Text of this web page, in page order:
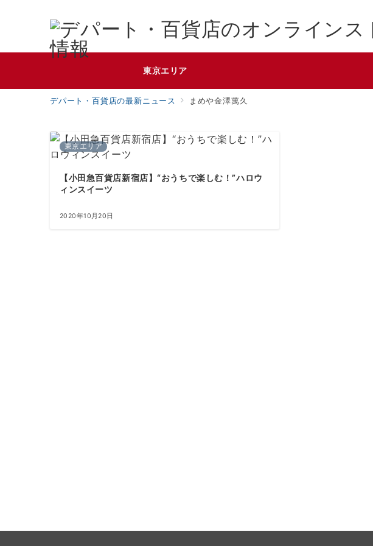
東京エリア
デパート・百貨店の最新ニュース まめや金澤萬久
東京エリア
【小田急百貨店新宿店】“おうちで楽しむ！”ハロウ
ィンスイーツ
2020年10月20日